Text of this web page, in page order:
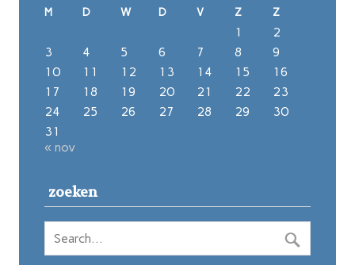
M D W D V Z Z
1
2
3
4 5 6 7 8
9
10
11 12 13 14 15
16
17
18 19 20 21 22
23
24
25 26 27 28 29
30
31
« nov
zoeken